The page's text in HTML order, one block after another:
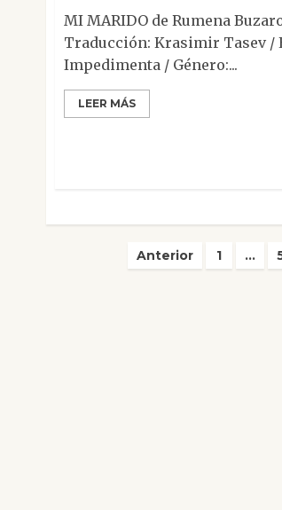
MI MARIDO de Rumena
Traducción: Krasimir Tasev /
Impedimenta / Género:...
LEER MÁS
Paginación
Anterior 1 …